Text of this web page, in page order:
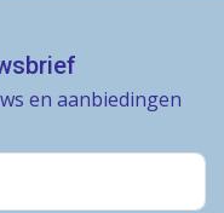
en aanbiedingen